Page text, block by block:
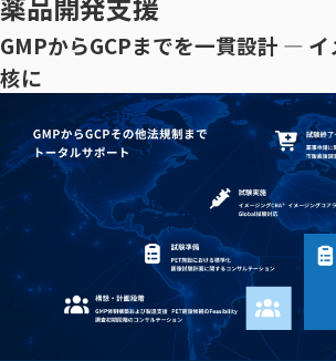
GMPからGCPまでを一貫設計 ―
核に